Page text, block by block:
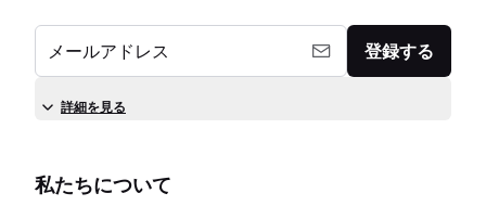
メールアドレス 登録する
詳細を見る
私たちについて